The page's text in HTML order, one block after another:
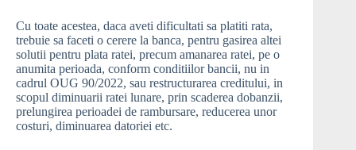
Cu toate acestea, daca aveti dificultati sa platiti rata,
trebuie sa faceti o cerere la banca, pentru gasirea altei
solutii pentru plata ratei, precum amanarea ratei, pe o
anumita perioada, conform conditiilor bancii, nu in
cadrul OUG 90/2022, sau restructurarea creditului, in
scopul diminuarii ratei lunare, prin scaderea dobanzii,
prelungirea perioadei de rambursare, reducerea unor
costuri, diminuarea datoriei etc.